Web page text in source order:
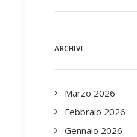
ARCHIVI
Marzo 2026
Febbraio 2026
Gennaio 2026